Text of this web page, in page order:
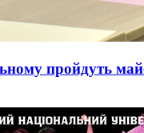
пройдуть